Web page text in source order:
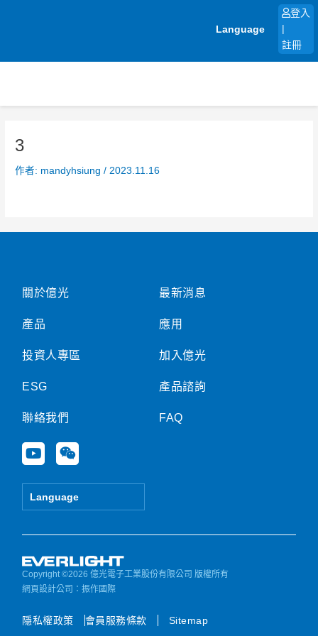
Language
登入
註冊
3
作者: mandyhsiung/ 2023.11.16
關於億光
產品
投資人專區
ESG
聯絡我們
Y
o
u
e
W
e
i
Language
最新消息
應用
加入億光
產品諮詢
FAQ
Copyright ©2026 億光電子工業股份有限公司 版權所有
網頁設計公司 ：振作國際
隱私權政策 會員服務條款 Sitemap